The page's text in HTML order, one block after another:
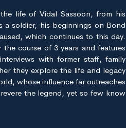
life of Vidal Sassoon, from his
a soldier, his beginnings on Bond
which continues to this day.
course of 3 years and features
with former staff, family
they explore the life and legacy
whose influence far outreaches
the legend, yet so few know